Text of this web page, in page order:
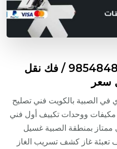
شركة تكييف الصبية / 98548488 / فك نقل
سعر
الصبية بالكويت فني تصليح
مكيفات ووحدات تكييف أول فني
بمنطقة الصبية غسيل
تعبئة غاز كشف تسريب الغاز